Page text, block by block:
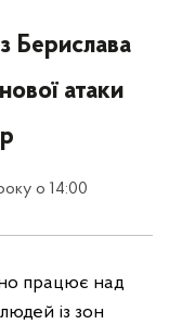
Берислава
атаки
о 14:00
працює над
із зон